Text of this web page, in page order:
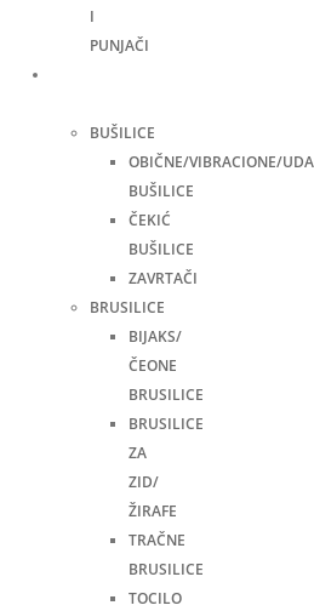
I
PUNJAČI
BUŠILICE
OBIČNE/VIBRACIONE/
BUŠILICE
ČEKIĆ
BUŠILICE
ZAVRTAČI
BRUSILICE
BIJAKS/
ČEONE
BRUSILICE
BRUSILICE
ZA
ZID/
ŽIRAFE
TRAČNE
BRUSILICE
TOCILO